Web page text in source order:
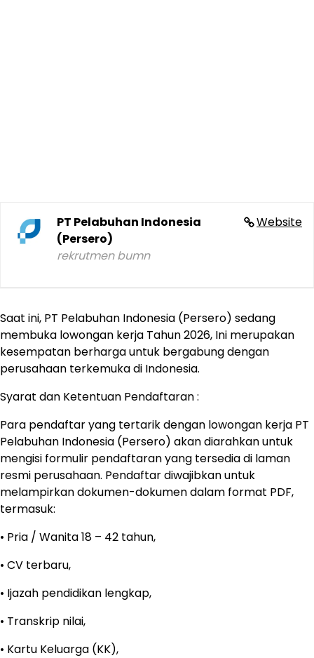
Website
PT Pelabuhan Indonesia
(Persero)
rekrutmen bumn
Saat ini, PT Pelabuhan Indonesia (Persero) sedang
membuka lowongan kerja Tahun 2026, Ini merupakan
kesempatan berharga untuk bergabung dengan
perusahaan terkemuka di Indonesia.
Syarat dan Ketentuan Pendaftaran :
Para pendaftar yang tertarik dengan lowongan kerja PT
Pelabuhan Indonesia (Persero) akan diarahkan untuk
mengisi formulir pendaftaran yang tersedia di laman
resmi perusahaan. Pendaftar diwajibkan untuk
melampirkan dokumen-dokumen dalam format PDF,
termasuk:
• Pria / Wanita 18 – 42 tahun,
• CV terbaru,
• Ijazah pendidikan lengkap,
• Transkrip nilai,
• Kartu Keluarga (KK),